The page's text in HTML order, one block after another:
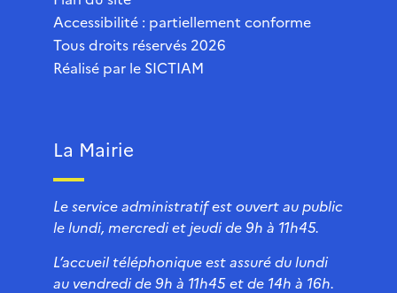
Accessibilité : partiellement conforme
Tous droits réservés 2026
Réalisé par le SICTIAM
La Mairie
Le service administratif est ouvert au public
le lundi, mercredi et jeudi de 9h à 11h45.
L’accueil téléphonique est assuré du lundi
au vendredi de 9h à 11h45 et de 14h à 16h.